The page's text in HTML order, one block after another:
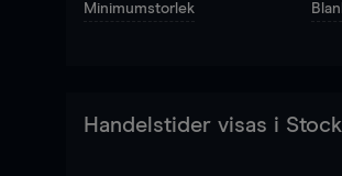
Minimumstorlek
Handelstider visas i